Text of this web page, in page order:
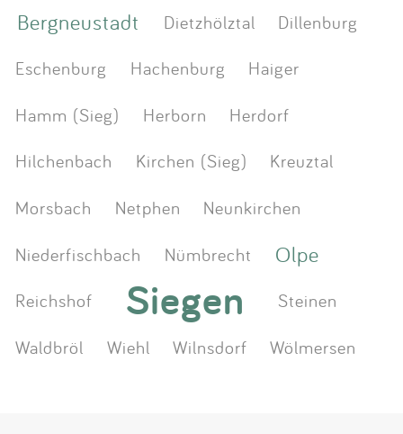
Bergneustadt Dietzhölztal
Dillenburg
Eschenburg
Hachenburg
Haiger
Hamm (Sieg)
Herborn
Herdorf
Hilchenbach
Kirchen (Sieg)
Kreuztal
Morsbach
Netphen
Neunkirchen
Niederfischbach
Nümbrecht Olpe
Reichshof Siegen
Steinen
Waldbröl
Wiehl Wilnsdorf Wölmersen